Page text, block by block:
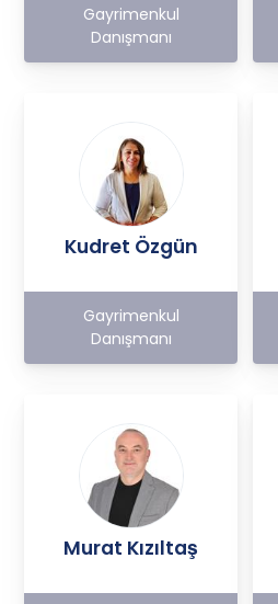
Gayrimenkul
Danışmanı
Kudret Özgün
Gayrimenkul
Danışmanı
Murat Kızıltaş